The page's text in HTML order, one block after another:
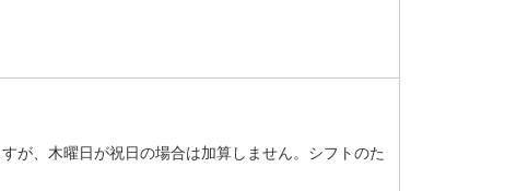
が、木曜日が祝日の場合は加算しません。シフトのた